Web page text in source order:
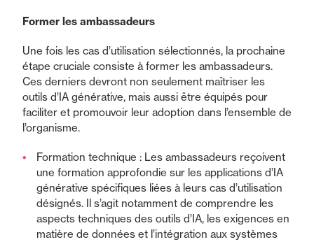
Former les ambassadeurs
Une fois les cas d’utilisation sélectionnés, la prochaine
étape cruciale consiste à former les ambassadeurs.
Ces derniers devront non seulement maîtriser les
outils d’IA générative, mais aussi être équipés pour
faciliter et promouvoir leur adoption dans l’ensemble de
l’organisme.
Formation technique : Les ambassadeurs reçoivent
une formation approfondie sur les applications d’IA
générative spécifiques liées à leurs cas d’utilisation
désignés. Il s’agit notamment de comprendre les
aspects techniques des outils d’IA, les exigences en
matière de données et l’intégration aux systèmes